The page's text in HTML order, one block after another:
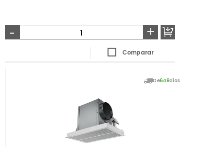
- +
Comparar
De6a9días